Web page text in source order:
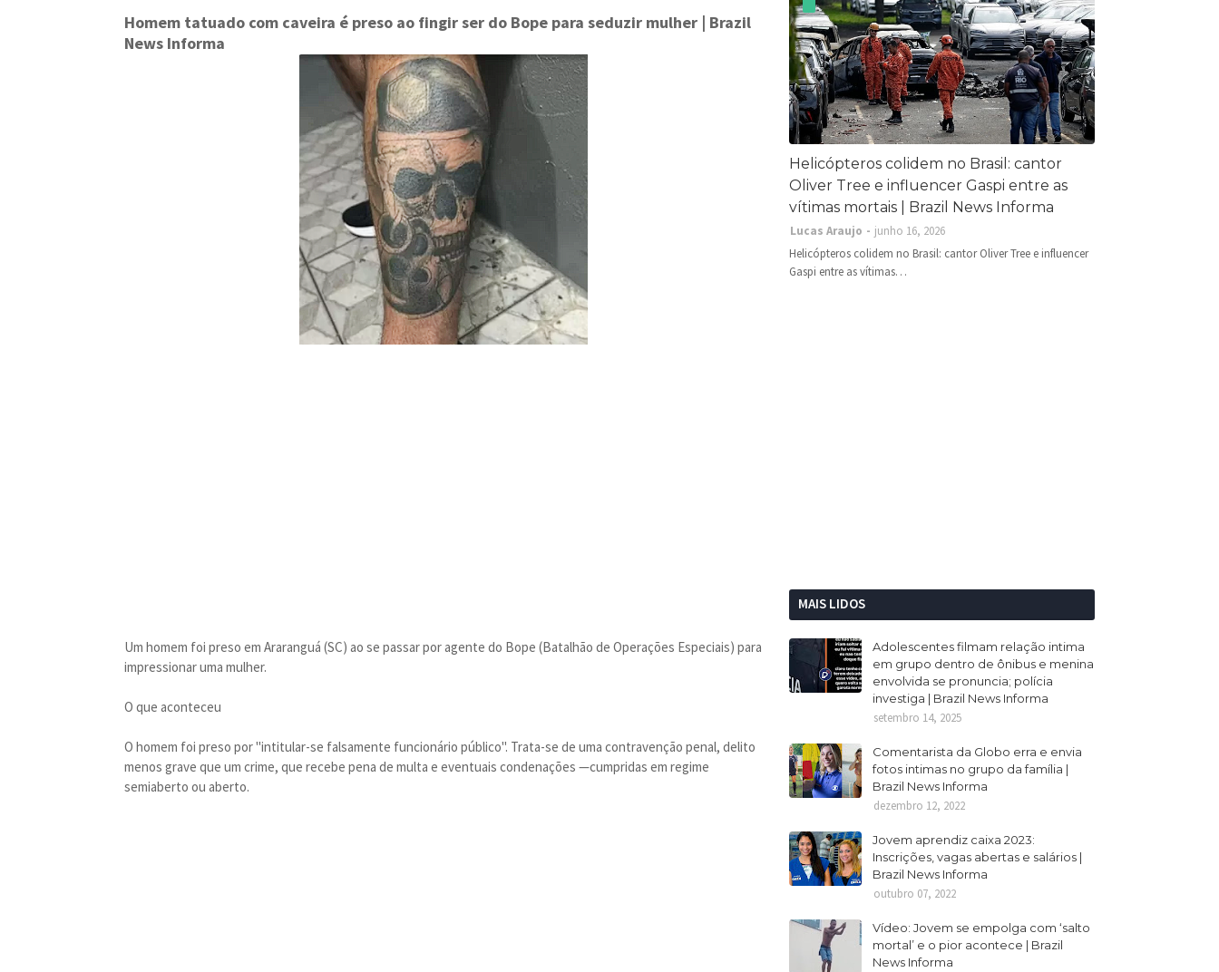
Homem tatuado com caveira é preso ao fingir ser do Bope para seduzir mulher | Brazil
News Informa
Um homem foi preso em Araranguá (SC) ao se passar por agente do Bope (Batalhão de Operações Especiais) para
impressionar uma mulher.
O que aconteceu
O homem foi preso por "intitular-se falsamente funcionário público". Trata-se de uma contravenção penal, delito
menos grave que um crime, que recebe pena de multa e eventuais condenações —cumpridas em regime
semiaberto ou aberto.
Helicópteros colidem no Brasil: cantor
Oliver Tree e influencer Gaspi entre as
vítimas mortais | Brazil News Informa
Lucas Araujo
junho 16, 2026
Helicópteros colidem no Brasil: cantor Oliver Tree e influencer
Gaspi entre as vítimas…
MAIS LIDOS
Adolescentes filmam relação intima
em grupo dentro de ônibus e menina
envolvida se pronuncia; polícia
investiga | Brazil News Informa
setembro 14, 2025
Comentarista da Globo erra e envia
fotos intimas no grupo da família |
Brazil News Informa
dezembro 12, 2022
Jovem aprendiz caixa 2023:
Inscrições, vagas abertas e salários |
Brazil News Informa
outubro 07, 2022
Vídeo: Jovem se empolga com ‘salto
mortal’ e o pior acontece | Brazil
News Informa